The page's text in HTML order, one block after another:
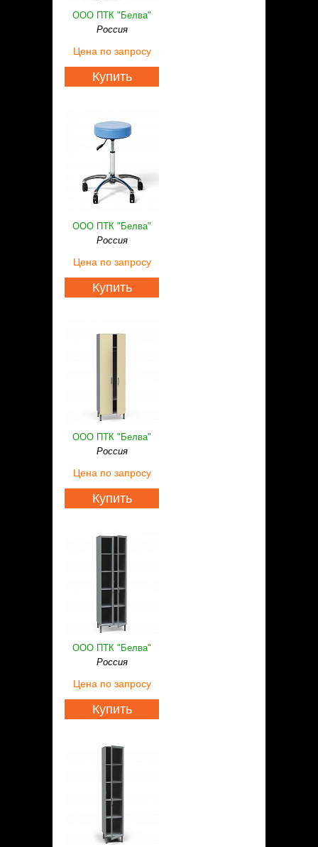
ООО ПТК "Белва"
Россия
Цена по запросу
Купить
ООО ПТК "Белва"
Россия
Цена по запросу
Купить
ООО ПТК "Белва"
Россия
Цена по запросу
Купить
ООО ПТК "Белва"
Россия
Цена по запросу
Купить